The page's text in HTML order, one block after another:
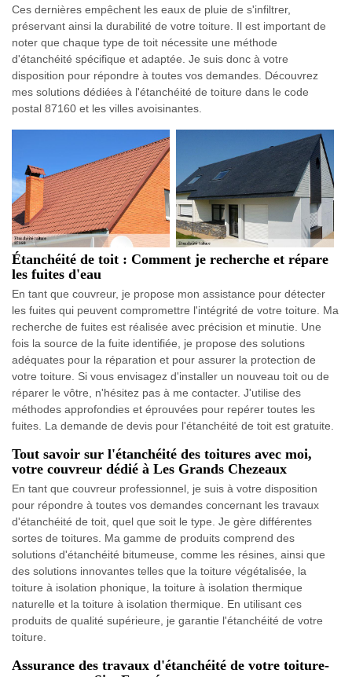
Ces dernières empêchent les eaux de pluie de s'infiltrer,
préservant ainsi la durabilité de votre toiture. Il est important de
noter que chaque type de toit nécessite une méthode
d'étanchéité spécifique et adaptée. Je suis donc à votre
disposition pour répondre à toutes vos demandes. Découvrez
mes solutions dédiées à l'étanchéité de toiture dans le code
postal 87160 et les villes avoisinantes.
Étanchéité de toit : Comment je recherche et répare
les fuites d'eau
En tant que couvreur, je propose mon assistance pour détecter
les fuites qui peuvent compromettre l'intégrité de votre toiture. Ma
recherche de fuites est réalisée avec précision et minutie. Une
fois la source de la fuite identifiée, je propose des solutions
adéquates pour la réparation et pour assurer la protection de
votre toiture. Si vous envisagez d'installer un nouveau toit ou de
réparer le vôtre, n'hésitez pas à me contacter. J'utilise des
méthodes approfondies et éprouvées pour repérer toutes les
fuites. La demande de devis pour l'étanchéité de toit est gratuite.
Tout savoir sur l'étanchéité des toitures avec moi,
votre couvreur dédié à Les Grands Chezeaux
En tant que couvreur professionnel, je suis à votre disposition
pour répondre à toutes vos demandes concernant les travaux
d'étanchéité de toit, quel que soit le type. Je gère différentes
sortes de toitures. Ma gamme de produits comprend des
solutions d'étanchéité bitumeuse, comme les résines, ainsi que
des solutions innovantes telles que la toiture végétalisée, la
toiture à isolation phonique, la toiture à isolation thermique
naturelle et la toiture à isolation thermique. En utilisant ces
produits de qualité supérieure, je garantie l'étanchéité de votre
toiture.
Assurance des travaux d'étanchéité de votre toiture-